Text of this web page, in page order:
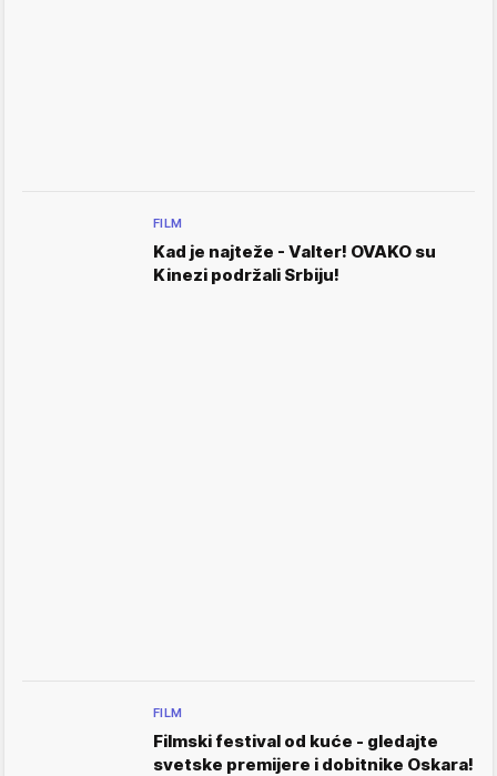
FILM
Kad je najteže - Valter! OVAKO su
Kinezi podržali Srbiju!
FILM
Filmski festival od kuće - gledajte
svetske premijere i dobitnike Oskara!